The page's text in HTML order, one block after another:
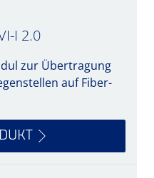
I 2.0
zur Übertragung
auf Fiber-